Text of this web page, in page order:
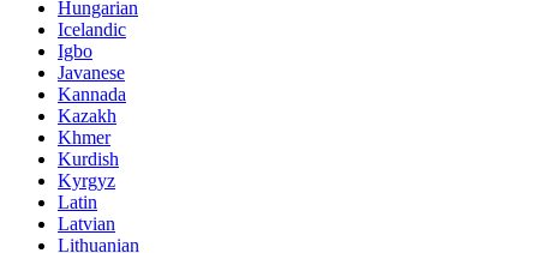
Hungarian
Icelandic
Igbo
Javanese
Kannada
Kazakh
Khmer
Kurdish
Kyrgyz
Latin
Latvian
Lithuanian